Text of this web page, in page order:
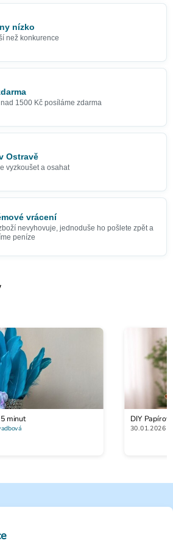
nízko
než konkurence
1500 Kč posíláme zdarma
Ostravě
vyzkoušet a osahat
vrácení
nevyhovuje, jednoduše ho pošlete zpět a
peníze
minut DIY
30.01.2026